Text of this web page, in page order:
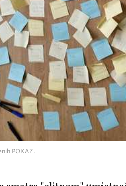
POKAZ.